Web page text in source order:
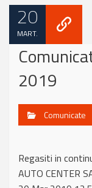
20
MART.
2019
Comunicate
Regasiti in
AUTO CENTER